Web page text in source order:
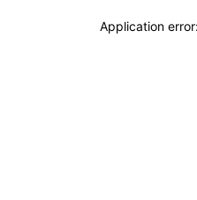
Application